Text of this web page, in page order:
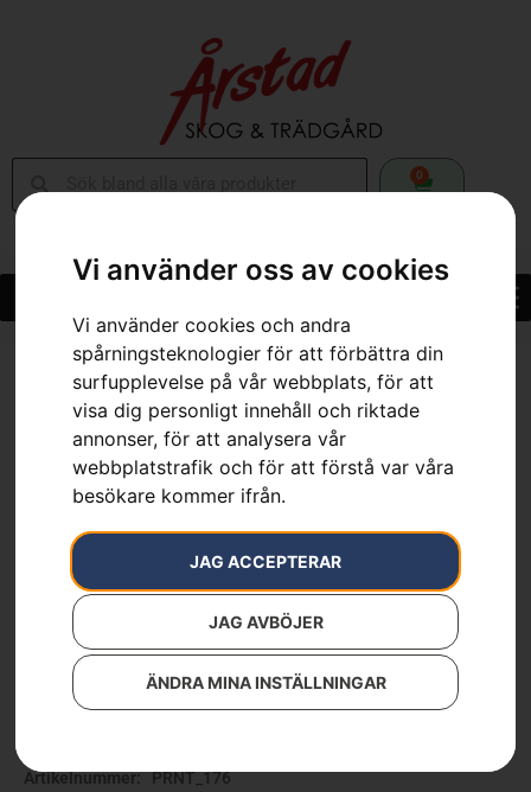
Vi använder oss av cookies
Vi använder cookies och andra
spårningsteknologier för att förbättra din
surfupplevelse på vår webbplats, för att
visa dig personligt innehåll och riktade
annonser, för att analysera vår
webbplatstrafik och för att förstå var våra
besökare kommer ifrån.
JAG ACCEPTERAR
JAG AVBÖJER
ÄNDRA MINA INSTÄLLNINGAR
0
Webbutik » Trimmerhuvud T35
Artikelnummer: PRNT_176